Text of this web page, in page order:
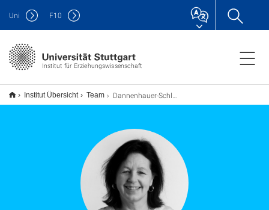
Institut für Erziehungswissenschaft
Uni F10
Institut Übersicht Team Dannenhauer-Schlegel, Sylvia